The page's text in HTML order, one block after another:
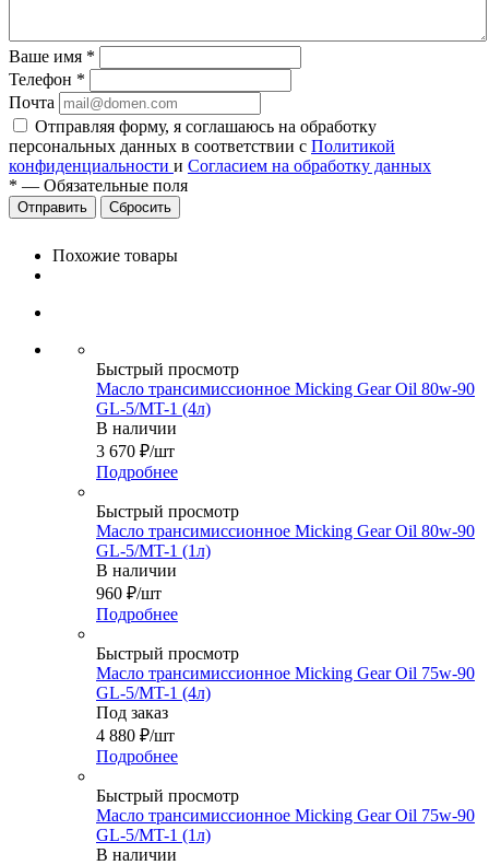
Ваше имя *
Телефон *
Почта
Отправляя форму, я соглашаюсь на обработку
персональных данных в соответствии с Политикой
конфиденциальности и Согласием на обработку данных
* — Обязательные поля
Сбросить
Похожие товары
Быстрый просмотр
Масло трансимиссионное Micking Gear Oil 80w-90
GL-5/MT-1 (4л)
В наличии
3 670 ₽/шт
Подробнее
Быстрый просмотр
Масло трансимиссионное Micking Gear Oil 80w-90
GL-5/MT-1 (1л)
В наличии
960 ₽/шт
Подробнее
Быстрый просмотр
Масло трансимиссионное Micking Gear Oil 75w-90
GL-5/MT-1 (4л)
Под заказ
4 880 ₽/шт
Подробнее
Быстрый просмотр
Масло трансимиссионное Micking Gear Oil 75w-90
GL-5/MT-1 (1л)
В наличии